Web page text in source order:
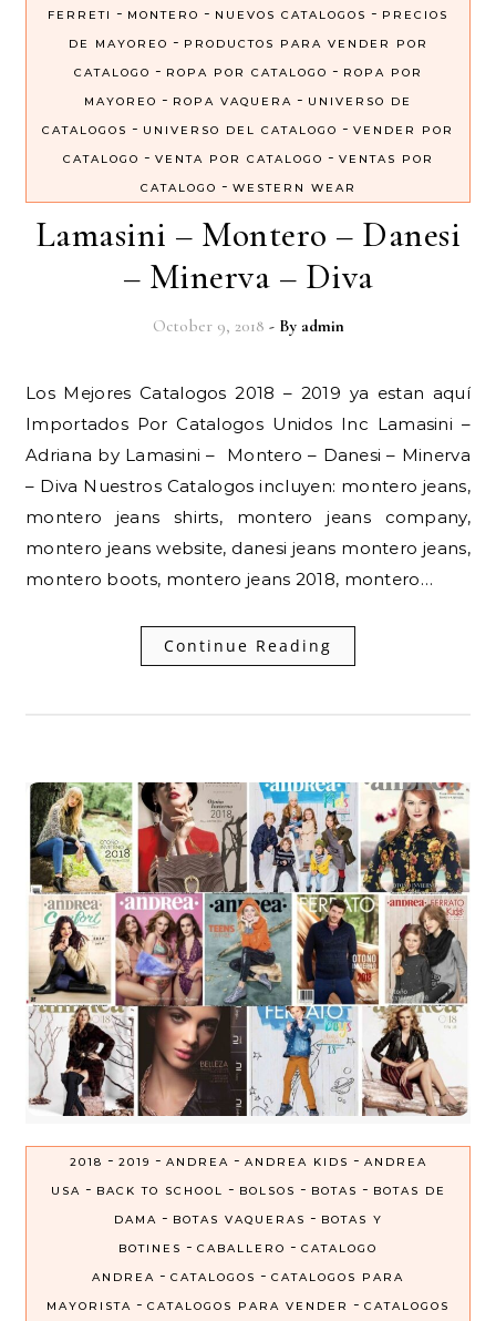
FERRETI
- MONTERO - NUEVOS CATALOGOS - PRECIOS
DE MAYOREO - PRODUCTOS PARA VENDER POR
CATALOGO - ROPA POR CATALOGO - ROPA POR
MAYOREO - ROPA VAQUERA - UNIVERSO DE
CATALOGOS - UNIVERSO DEL CATALOGO - VENDER POR
CATALOGO - VENTA POR CATALOGO - VENTAS POR
CATALOGO - WESTERN WEAR
Lamasini – Montero – Danesi
– Minerva – Diva
October 9, 2018 - By admin
Los Mejores Catalogos 2018 – 2019 ya estan aquí
Importados Por Catalogos Unidos Inc Lamasini –
Adriana by Lamasini – Montero – Danesi – Minerva
– Diva Nuestros Catalogos incluyen: montero jeans,
montero jeans shirts, montero jeans company,
montero jeans website, danesi jeans montero jeans,
montero boots, montero jeans 2018, montero…
Continue Reading
2018 - 2019 - ANDREA - ANDREA KIDS - ANDREA
USA - BACK TO SCHOOL - BOLSOS - BOTAS - BOTAS DE
DAMA - BOTAS VAQUERAS - BOTAS Y
BOTINES - CABALLERO - CATALOGO
ANDREA - CATALOGOS - CATALOGOS PARA
MAYORISTA - CATALOGOS PARA VENDER - CATALOGOS